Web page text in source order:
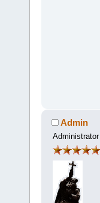
Admin
Administrator